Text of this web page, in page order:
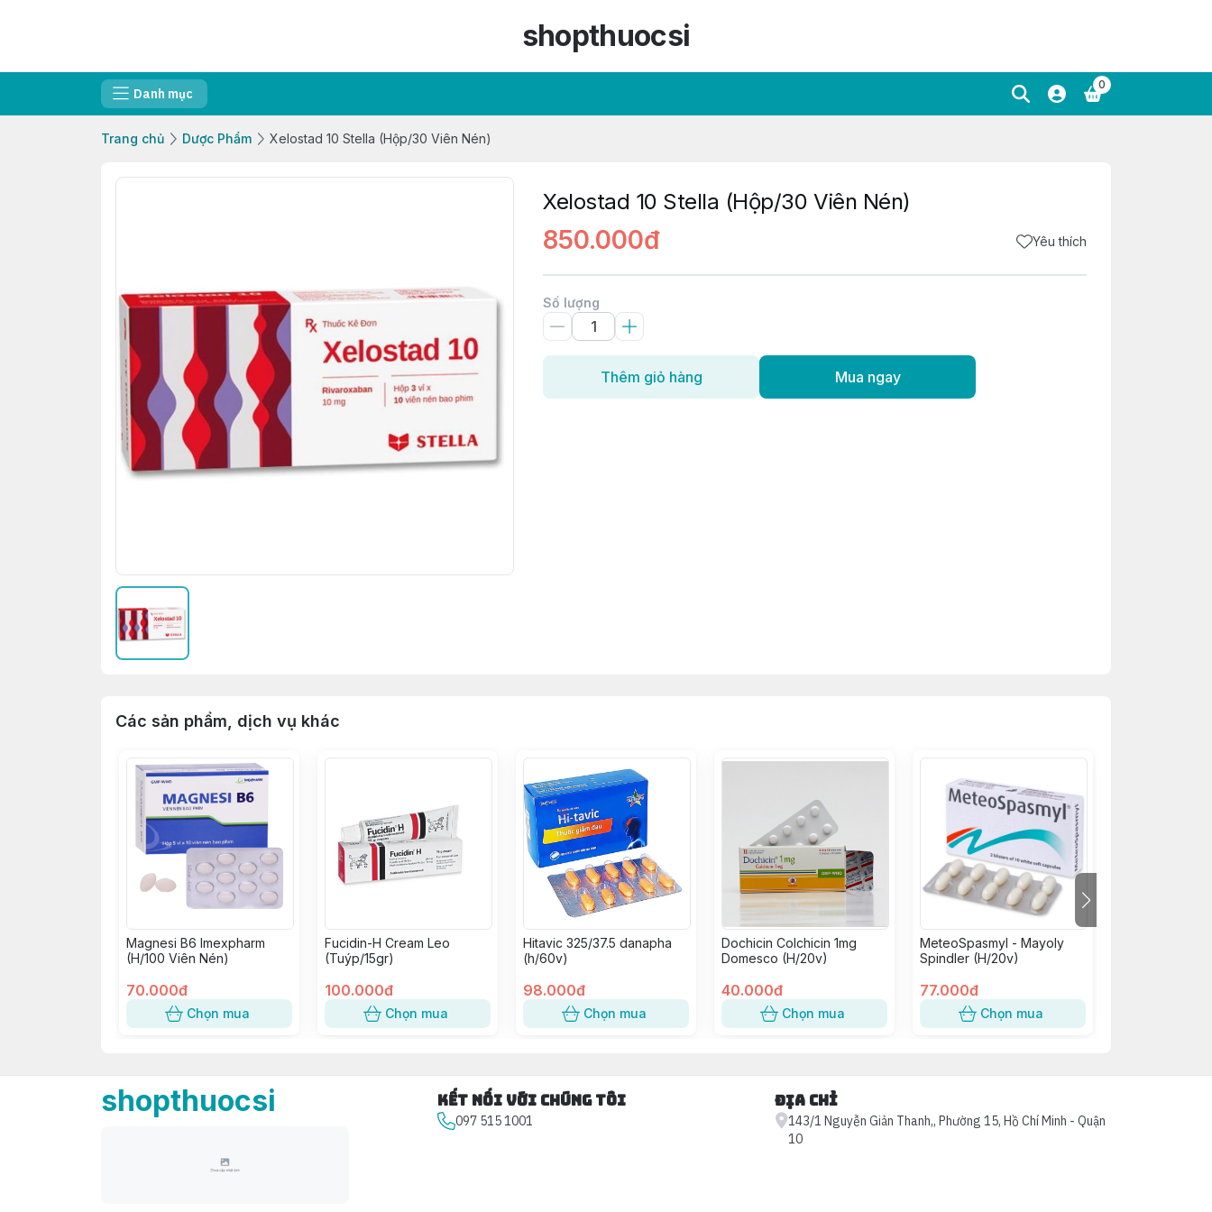
shopthuocsi
Danh mục
0
Trang chủ Dược Phẩm Xelostad 10 Stella (Hộp/30 Viên Nén)
Xelostad 10 Stella (Hộp/30 Viên Nén)
850.000đ Yêu thích
Số lượng
Thêm giỏ hàng Mua ngay
Các sản phẩm, dịch vụ khác
Magnesi B6 Imexpharm
(H/100 Viên Nén)
70.000đ
Chọn mua
Fucidin-H Cream Leo
(Tuýp/15gr)
100.000đ
Chọn mua
Hitavic 325/37.5 danapha
(h/60v)
98.000đ
Chọn mua
Dochicin Colchicin 1mg
Domesco (H/20v)
40.000đ
Chọn mua
MeteoSpasmyl - Mayoly
Spindler (H/20v)
77.000đ
Chọn mua
shopthuocsi Kết nối với chúng tôi
097 515 1001
Địa chỉ
143/1 Nguyễn Giản Thanh,, Phường 15, Hồ Chí Minh - Quận
10